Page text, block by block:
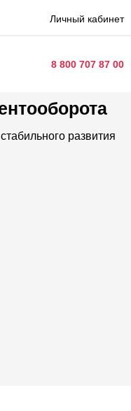
Личный кабинет
8 800 707 87 00
развития